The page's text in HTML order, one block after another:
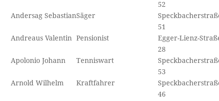
52
Andersag SebastianSäger
51
Andreaus Valentin
Pensionist
Egger-Lienz-
28
Apolonio Johann
Tenniswart
53
Arnold Wilhelm
Kraftfahrer
46